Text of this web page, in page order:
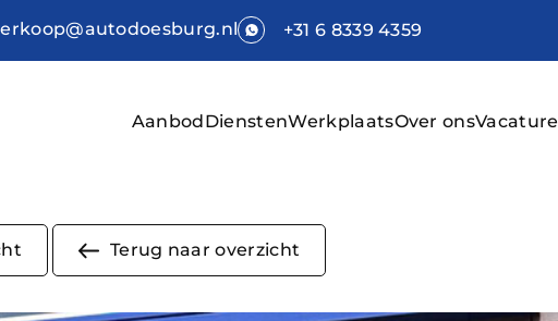
+31 6 8339 4359
Aanbod DienstenWerkplaatsOver onsVacature
Terug naar overzicht